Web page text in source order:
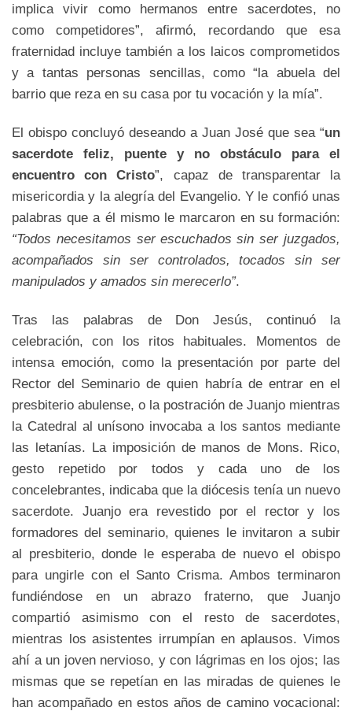
implica vivir como hermanos entre sacerdotes, no
como competidores”, afirmó, recordando que esa
fraternidad incluye también a los laicos comprometidos
y a tantas personas sencillas, como “la abuela del
barrio que reza en su casa por tu vocación y la mía”.
El obispo concluyó deseando a Juan José que sea “un
sacerdote feliz, puente y no obstáculo para el
encuentro con Cristo”, capaz de transparentar la
misericordia y la alegría del Evangelio. Y le confió unas
palabras que a él mismo le marcaron en su formación:
“Todos necesitamos ser escuchados sin ser juzgados,
acompañados sin ser controlados, tocados sin ser
manipulados y amados sin merecerlo”.
Tras las palabras de Don Jesús, continuó la
celebración, con los ritos habituales. Momentos de
intensa emoción, como la presentación por parte del
Rector del Seminario de quien habría de entrar en el
presbiterio abulense, o la postración de Juanjo mientras
la Catedral al unísono invocaba a los santos mediante
las letanías. La imposición de manos de Mons. Rico,
gesto repetido por todos y cada uno de los
concelebrantes, indicaba que la diócesis tenía un nuevo
sacerdote. Juanjo era revestido por el rector y los
formadores del seminario, quienes le invitaron a subir
al presbiterio, donde le esperaba de nuevo el obispo
para ungirle con el Santo Crisma. Ambos terminaron
fundiéndose en un abrazo fraterno, que Juanjo
compartió asimismo con el resto de sacerdotes,
mientras los asistentes irrumpían en aplausos. Vimos
ahí a un joven nervioso, y con lágrimas en los ojos; las
mismas que se repetían en las miradas de quienes le
han acompañado en estos años de camino vocacional: